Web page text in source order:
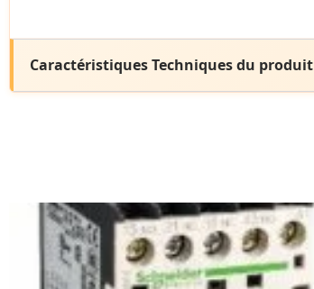
Caractéristiques Techniques du produit